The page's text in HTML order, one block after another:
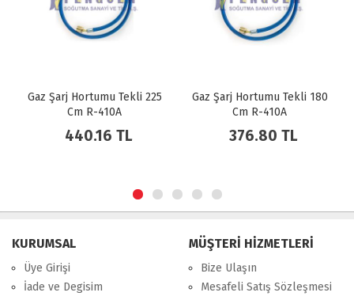
Gaz Şarj Hortumu Tekli 225
Cm R-410A
440.16 TL
Gaz Şarj Hortumu Tekli 180
Cm R-410A
376.80 TL
KURUMSAL
Üye Girişi
İade ve Degisim
MÜŞTERİ HİZMETLERİ
Bize Ulaşın
Mesafeli Satış Sözleşmesi